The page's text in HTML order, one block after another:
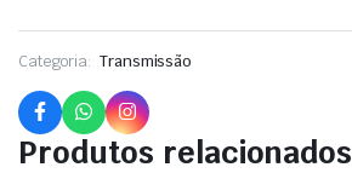
Categoria: Transmissão
Produtos relacionados